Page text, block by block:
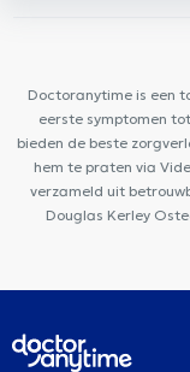
Doctoranytime is een
eerste symptomen
bieden de beste
hem te praten via
verzameld uit
Douglas Kerley